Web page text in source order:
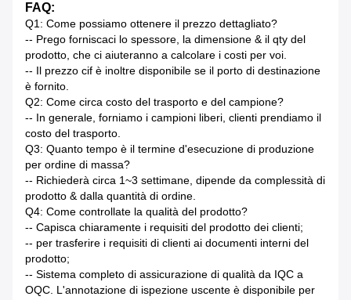
FAQ:
Q1: Come possiamo ottenere il prezzo dettagliato?
-- Prego forniscaci lo spessore, la dimensione & il qty del
prodotto, che ci aiuteranno a calcolare i costi per voi.
-- Il prezzo cif è inoltre disponibile se il porto di destinazione
è fornito.
Q2: Come circa costo del trasporto e del campione?
-- In generale, forniamo i campioni liberi, clienti prendiamo il
costo del trasporto.
Q3: Quanto tempo è il termine d'esecuzione di produzione
per ordine di massa?
-- Richiederà circa 1~3 settimane, dipende da complessità di
prodotto & dalla quantità di ordine.
Q4: Come controllate la qualità del prodotto?
-- Capisca chiaramente i requisiti del prodotto dei clienti;
-- per trasferire i requisiti di clienti ai documenti interni del
prodotto;
-- Sistema completo di assicurazione di qualità da IQC a
OQC. L'annotazione di ispezione uscente è disponibile per